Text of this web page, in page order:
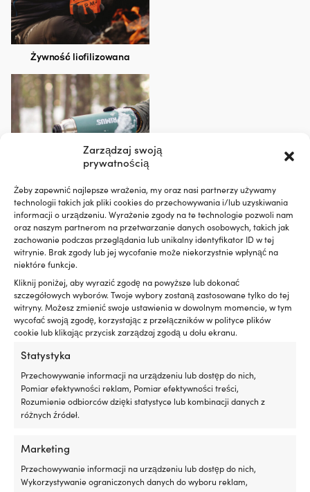
Zarządzaj swoją
prywatnością
Żeby zapewnić najlepsze wrażenia, my oraz nasi partnerzy używamy
technologii takich jak pliki cookies do przechowywania i/lub uzyskiwania
informacji o urządzeniu. Wyrażenie zgody na te technologie pozwoli nam
oraz naszym partnerom na przetwarzanie danych osobowych, takich jak
zachowanie podczas przeglądania lub unikalny identyfikator ID w tej
witrynie. Brak zgody lub jej wycofanie może niekorzystnie wpłynąć na
niektóre funkcje.
Kliknij poniżej, aby wyrazić zgodę na powyższe lub dokonać
szczegółowych wyborów. Twoje wybory zostaną zastosowane tylko do tej
witryny. Możesz zmienić swoje ustawienia w dowolnym momencie, w tym
wycofać swoją zgodę, korzystając z przełączników w polityce plików
cookie lub klikając przycisk zarządzaj zgodą u dołu ekranu.
Statystyka
Przechowywanie informacji na urządzeniu lub dostęp do nich,
Pomiar efektywności reklam, Pomiar efektywności treści,
Rozumienie odbiorców dzięki statystyce lub kombinacji danych z
różnych źródeł.
Marketing
Przechowywanie informacji na urządzeniu lub dostęp do nich,
Wykorzystywanie ograniczonych danych do wyboru reklam,
Żywność liofilizowana
Termosy
Paliwo